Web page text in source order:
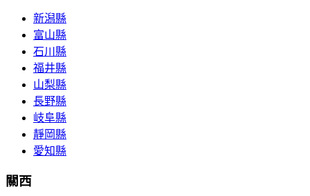
新潟縣
富山縣
石川縣
福井縣
山梨縣
長野縣
岐阜縣
靜岡縣
愛知縣
關西